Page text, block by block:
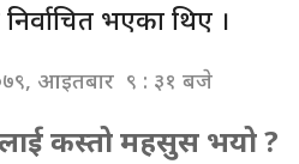
भएका थिए ।
आइतबार ९ : ३१ बजे
कस्तो महसुस भयो ?